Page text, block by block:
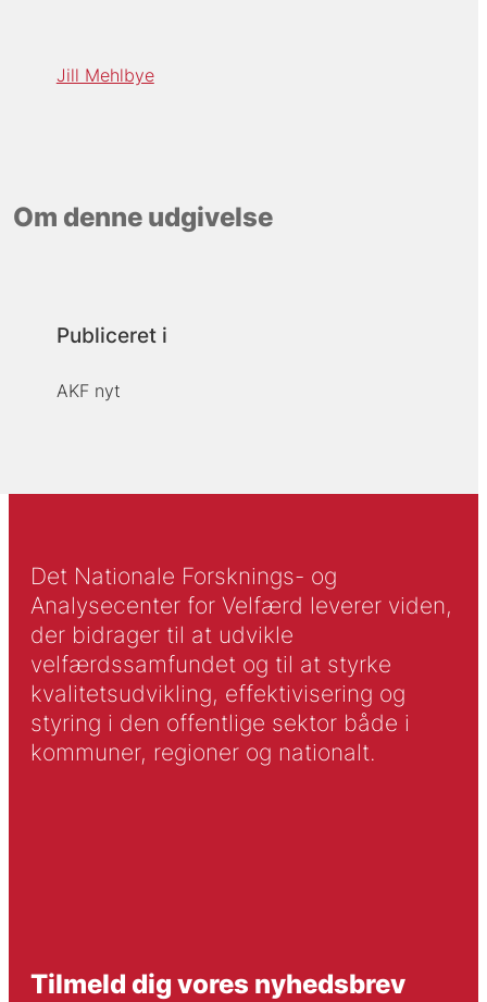
Jill Mehlbye
Om denne udgivelse
Publiceret i
AKF nyt
Det Nationale Forsknings- og
Analysecenter for Velfærd leverer viden,
der bidrager til at udvikle
velfærdssamfundet og til at styrke
kvalitetsudvikling, effektivisering og
styring i den offentlige sektor både i
kommuner, regioner og nationalt.
Tilmeld dig vores nyhedsbrev